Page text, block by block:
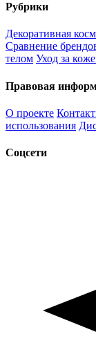
Рубрики
Декоративная
Сравнение
телом Уход за
Правовая
О проекте
использования
Соцсети